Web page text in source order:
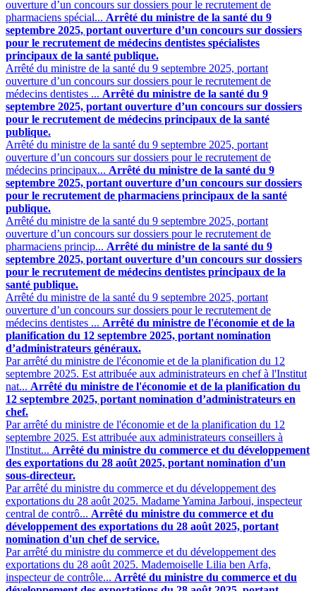
ouverture d’un concours sur dossiers pour le recrutement de
pharmaciens spécial... Arrêté du ministre de la santé du 9
septembre 2025, portant ouverture d’un concours sur dossiers
pour le recrutement de médecins dentistes spécialistes
principaux de la santé publique.
Arrêté du ministre de la santé du 9 septembre 2025, portant
ouverture d’un concours sur dossiers pour le recrutement de
médecins dentistes ... Arrêté du ministre de la santé du 9
septembre 2025, portant ouverture d’un concours sur dossiers
pour le recrutement de médecins principaux de la santé
publique.
Arrêté du ministre de la santé du 9 septembre 2025, portant
ouverture d’un concours sur dossiers pour le recrutement de
médecins principaux... Arrêté du ministre de la santé du 9
septembre 2025, portant ouverture d’un concours sur dossiers
pour le recrutement de pharmaciens principaux de la santé
publique.
Arrêté du ministre de la santé du 9 septembre 2025, portant
ouverture d’un concours sur dossiers pour le recrutement de
pharmaciens princip... Arrêté du ministre de la santé du 9
septembre 2025, portant ouverture d’un concours sur dossiers
pour le recrutement de médecins dentistes principaux de la
santé publique.
Arrêté du ministre de la santé du 9 septembre 2025, portant
ouverture d’un concours sur dossiers pour le recrutement de
médecins dentistes ... Arrêté du ministre de l'économie et de la
planification du 12 septembre 2025, portant nomination
d’administrateurs généraux.
Par arrêté du ministre de l'économie et de la planification du 12
septembre 2025. Est attribuée aux administrateurs en chef à l'Institut
nat... Arrêté du ministre de l'économie et de la planification du
12 septembre 2025, portant nomination d’administrateurs en
chef.
Par arrêté du ministre de l'économie et de la planification du 12
septembre 2025. Est attribuée aux administrateurs conseillers à
l'Institut... Arrêté du ministre du commerce et du développement
des exportations du 28 août 2025, portant nomination d'un
sous-directeur.
Par arrêté du ministre du commerce et du développement des
exportations du 28 août 2025. Madame Yamina Jarboui, inspecteur
central de contrô... Arrêté du ministre du commerce et du
développement des exportations du 28 août 2025, portant
nomination d'un chef de service.
Par arrêté du ministre du commerce et du développement des
exportations du 28 août 2025. Mademoiselle Lilia ben Arfa,
inspecteur de contrôle... Arrêté du ministre du commerce et du